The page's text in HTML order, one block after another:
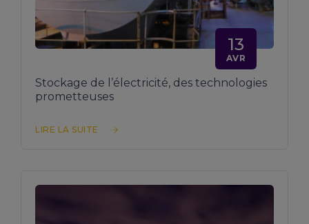
13
AVR
Stockage de l’électricité, des technologies
prometteuses
LIRE LA SUITE